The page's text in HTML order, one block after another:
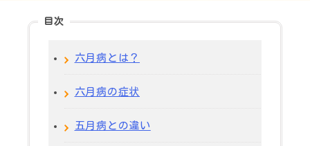
目次
六月病とは？
六月病の症状
五月病との違い